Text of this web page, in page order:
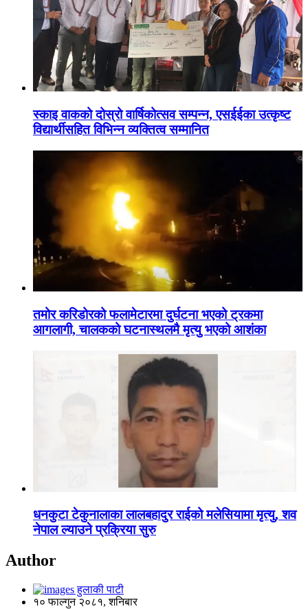
स्काइ वाकको दोस्रो वार्षिकोत्सव सम्पन्न, एसईईका उत्कृष्ट
विद्यार्थीसहित विभिन्न व्यक्तित्व सम्मानित
तमोर करिडोरको फलामेटारमा दुर्घटना भएको ट्रकमा
आगलागी, चालकको घटनास्थलमै मृत्यु भएको आशंका
धनकुटा टेकुनालाका लालबहादुर राईको मलेसियामा मृत्यु, शव
नेपाल ल्याउने प्रक्रिया सुरु
Author
हुलाकी पाटी
१० फाल्गुन २०८१, शनिबार